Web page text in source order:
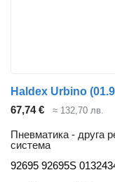
67,74 € ≈ 132,70 лв.
Пневматика - друга
система
92695 92695S